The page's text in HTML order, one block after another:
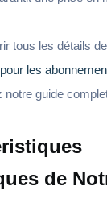
tous les détails
les
notre guide
de